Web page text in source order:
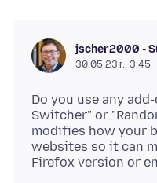
jscher2000 -
30.05.23 г., 3:45
Do you use any
Switcher" or
modifies how your
websites so it can